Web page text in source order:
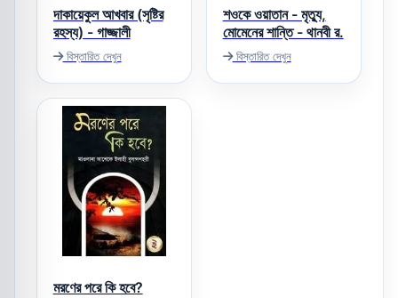
দাকায়েকুল আখবার (সৃষ্টির
রহস্য) - গাজ্জালী
বিস্তারিত দেখুন
শওকে ওয়াতান - মৃত্যু,
মোমেনের শান্তি - থানবী র.
বিস্তারিত দেখুন
মরণের পরে কি হবে?